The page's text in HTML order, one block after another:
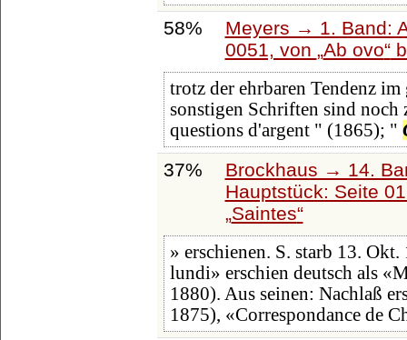
58%
Meyers → 1. Band:
0051, von Ab ovo
trotz der ehrbaren Tendenz
sonstigen Schriften sind
questions d'argent " (1865); "
37%
Brockhaus → 14.
Hauptstück: Seite
Saintes
» erschienen. S. starb 13.
lundi» erschien deutsch als
1880). Aus seinen: Nachlaß
1875), «Correspondance de